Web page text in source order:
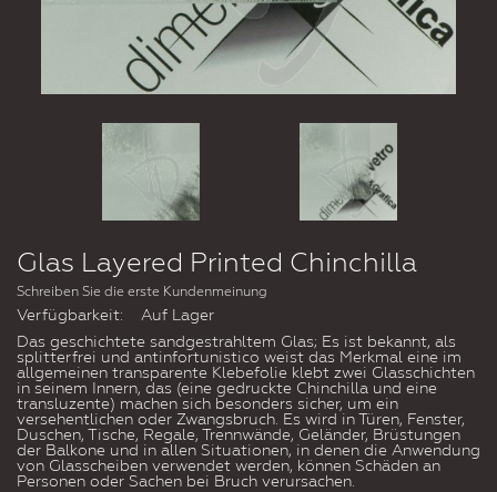
Glas Layered Printed Chinchilla
Schreiben Sie die erste Kundenmeinung
Verfügbarkeit:
Auf Lager
Das geschichtete sandgestrahltem Glas; Es ist bekannt, als
splitterfrei und antinfortunistico weist das Merkmal eine im
allgemeinen transparente Klebefolie klebt zwei Glasschichten
in seinem Innern, das (eine gedruckte Chinchilla und eine
transluzente) machen sich besonders sicher, um ein
versehentlichen oder Zwangsbruch. Es wird in Türen, Fenster,
Duschen, Tische, Regale, Trennwände, Geländer, Brüstungen
der Balkone und in allen Situationen, in denen die Anwendung
von Glasscheiben verwendet werden, können Schäden an
Personen oder Sachen bei Bruch verursachen.